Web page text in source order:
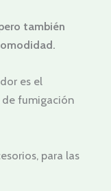
también
es el
fumigación
para las